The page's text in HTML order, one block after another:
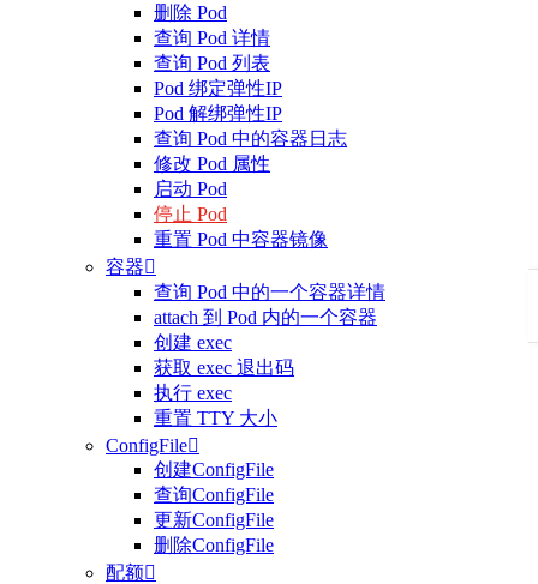
删除 Pod
查询 Pod 详情
查询 Pod 列表
Pod 绑定弹性IP
Pod 解绑弹性IP
查询 Pod 中的容器日志
修改 Pod 属性
启动 Pod
停止 Pod
重置 Pod 中容器镜像
容器
查询 Pod 中的一个容器详情
attach 到 Pod 内的一个容器
创建 exec
获取 exec 退出码
执行 exec
重置 TTY 大小
ConfigFile
创建ConfigFile
查询ConfigFile
更新ConfigFile
删除ConfigFile
配额